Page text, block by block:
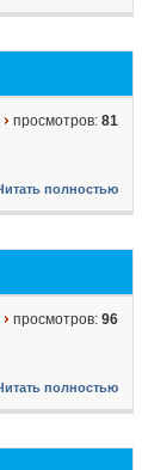
просмотров: 81
полностью
просмотров: 96
полностью